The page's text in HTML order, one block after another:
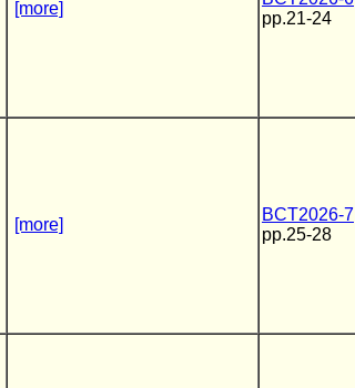
[more]
pp.21-24
[more]
BCT2026-7
pp.25-28